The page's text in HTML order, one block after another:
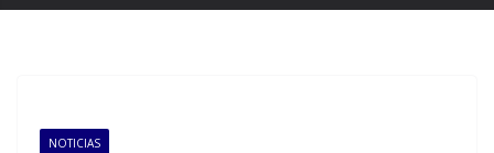
NOTICIAS